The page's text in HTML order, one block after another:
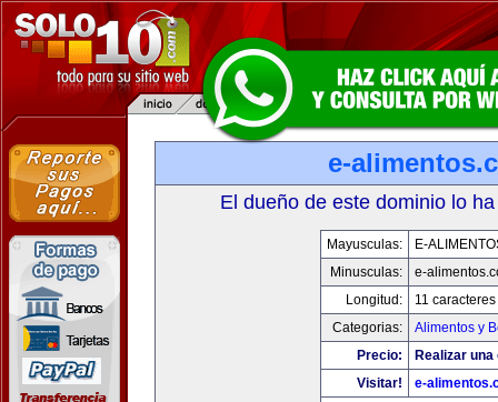
e-
El dueño de este dominio lo
Mayusculas:
E-
Minusculas:
e-
Longitud:
11 caracteres
Categorias:
Alimentos y
Precio:
Realizar
Visitar!
e-